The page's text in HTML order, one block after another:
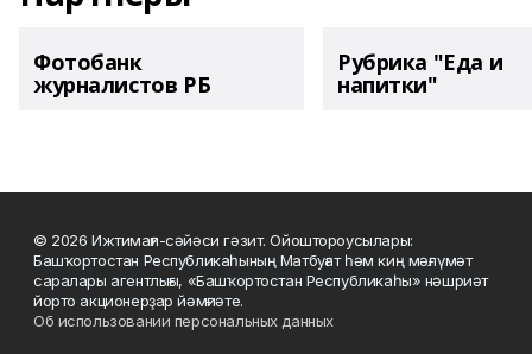
Фотобанк
журналистов РБ
Рубрика "Еда и
напитки"
© 2026 Ижтимағи-сәйәси гәзит. Ойоштороусылары:
Башҡортостан Республикаһының Матбуғат һәм киң мәғлүмәт
саралары агентлығы, «Башҡортостан Республикаһы» нәшриәт
йорто акционерҙар йәмғиәте.
Об использовании персональных данных